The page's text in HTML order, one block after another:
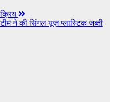
ने की सिंगल यूज़ प्लास्टिक जब्ती